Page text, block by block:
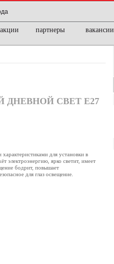
акции партнеры вакансии
ДНЕВНОЙ СВEТ Е27
для установки в
электроэнергию, ярко светит, имеет
бодрит, повышает
для глаз освещение.